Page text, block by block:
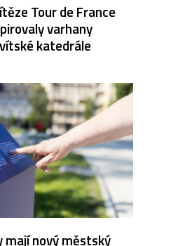
Tour de France
varhany
katedrále
mají nový městský